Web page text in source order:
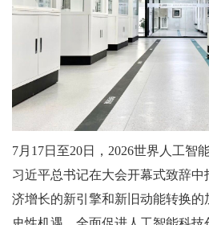
7月17日至20日，2026世界人工智
习近平总书记在大会开幕式致辞
济增长的新引擎和新旧动能转换